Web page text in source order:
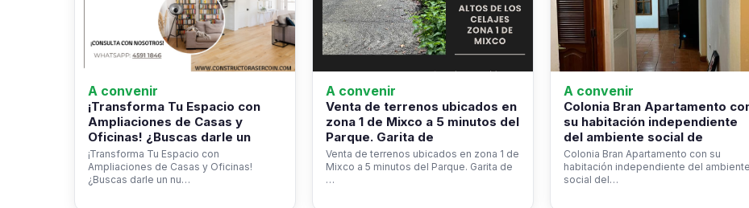
A convenir
¡Transforma Tu Espacio con
Ampliaciones de Casas y
Oficinas! ¿Buscas darle un
¡Transforma Tu Espacio con
Ampliaciones de Casas y Oficinas!
¿Buscas darle un nu…
A convenir
Venta de terrenos ubicados en
zona 1 de Mixco a 5 minutos del
Parque. Garita de
Venta de terrenos ubicados en zona 1 de
Mixco a 5 minutos del Parque. Garita de
…
A convenir
Colonia Bran Apartamento
su habitación independiente
del ambiente social de
Colonia Bran Apartamento con su
habitación independiente del ambiente
social del…